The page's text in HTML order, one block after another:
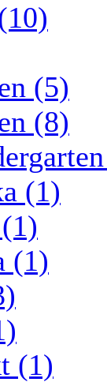
(5)
(8)
(1)
(1)
(1)